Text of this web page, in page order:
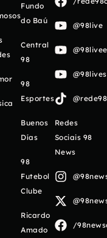
Fundo
do Baú
Central
98
98
Esportes
Buenos
Días
98
Futebol
Clube
Ricardo
Amado
@98live
Redes
Sociais 98
News
/